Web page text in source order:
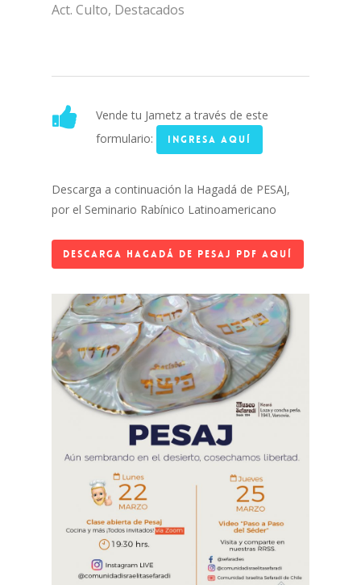
Act. Culto, Destacados
Vende tu Jametz a través de este
formulario:
Ingresa aquí
Descarga a continuación la Hagadá de PESAJ,
por el Seminario Rabínico Latinoamericano
Descarga Hagadá de Pesaj PDF Aquí